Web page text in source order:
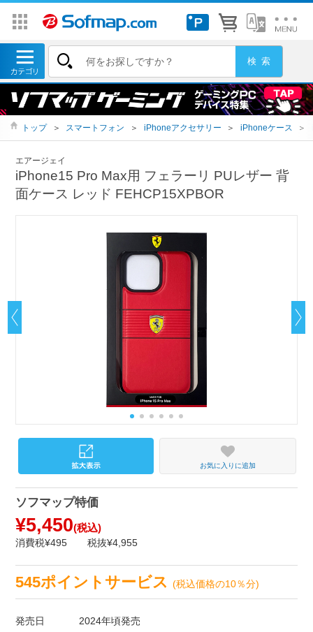
トップ ＞ スマートフォン ＞ iPhoneアクセサリー ＞ iPhoneケース ＞
エアージェイ
iPhone15 Pro Max用 フェラーリ PUレザー 背
面ケース レッド FEHCP15XPBOR
お気に入りに追加
ソフマップ特価
¥5,450(税込)
消費税¥495 税抜¥4,955
545ポイントサービス(税込価格の10％分)
発売日 2024年頃発売